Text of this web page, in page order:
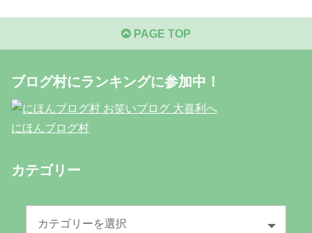
PAGE TOP
ブログ村にランキングに参加中！
にほんブログ村
カテゴリー